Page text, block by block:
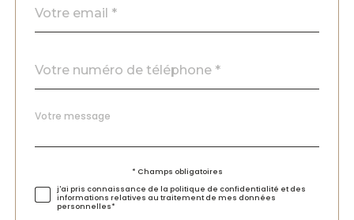
*
*
Fieldset
Message
*
* Champs obligatoires
j'ai pris connaissance de la politique de confidentialité et des
informations relatives au traitement de mes données
personnelles*